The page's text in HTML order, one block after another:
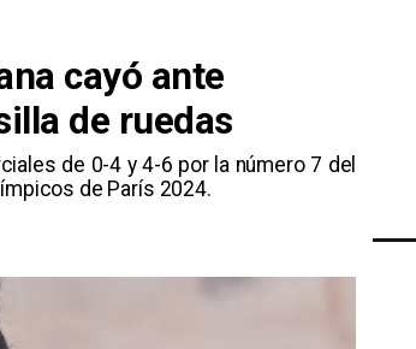
cayó ante
de ruedas
de 0-4 y 4-6 por la número 7 del
de París 2024.